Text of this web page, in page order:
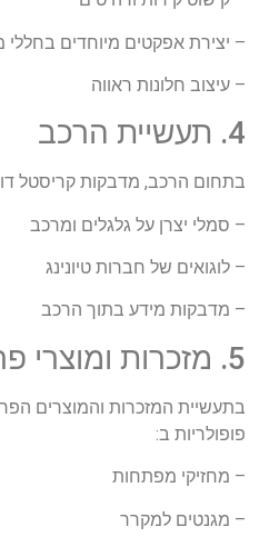
– יצירת אפקטים מיוחדים בחללי
– עיצוב חלונות ראווה
4. תעשיית הרכב
בתחום הרכב, מדבקות קריסטל
– סמלי יצרן על גלגלים ומרכב
– לוגואים של חברות טיונינג
– מדבקות מידע בתוך הרכב
5. מזכרות ומוצרי פרסום
בתעשיית המזכרות והמוצרים
פופולריות ב:
– מחזיקי מפתחות
– מגנטים למקרר